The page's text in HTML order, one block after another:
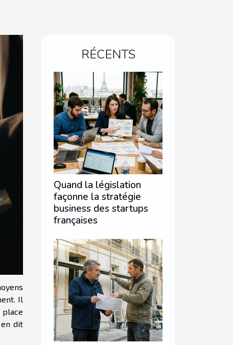
Il
dit
RÉCENTS
Quand la législation
façonne la stratégie
business des startups
françaises